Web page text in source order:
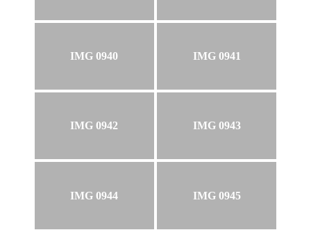
IMG 0940 IMG 0941
IMG 0942 IMG 0943
IMG 0944 IMG 0945